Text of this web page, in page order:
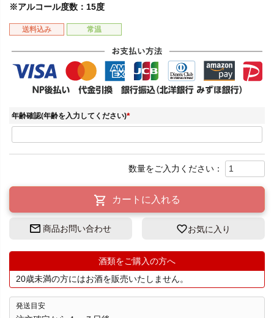
※アルコール度数：15度
送料込み 常温
年齢確認(年齢を入力してください)
(
カートに入れる
商品お問い合わせ お気に入り
酒類をご購入の方へ
20歳未満の方にはお酒を販売いたしません。
発送目安